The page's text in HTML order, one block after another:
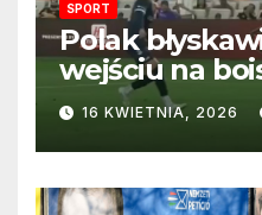
SPORT
Polak
wejściu na
22 sekundach!
16 KWIETNIA, 2026